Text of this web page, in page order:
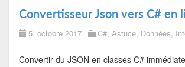
Convertisseur Json vers C# en
5. octobre 2017 C#, Astuce, Données,
Convertir du JSON en classes C#